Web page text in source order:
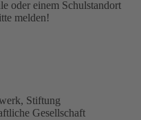
oder einem Schulstandort
melden!
Stiftung
Gesellschaft